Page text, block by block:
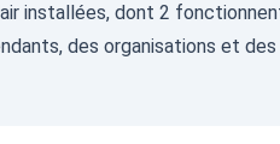
installées, dont 2
des organisations et